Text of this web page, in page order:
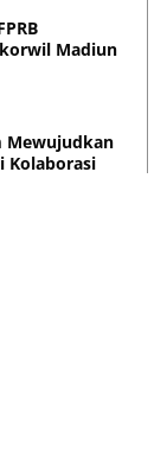
Madiun
Mewujudkan
Kolaborasi